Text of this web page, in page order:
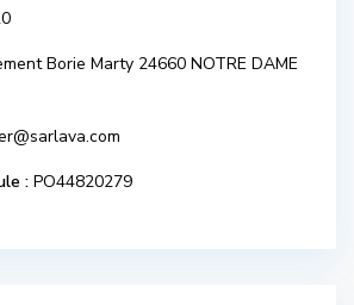
Borie Marty 24660 NOTRE DAME
: PO44820279